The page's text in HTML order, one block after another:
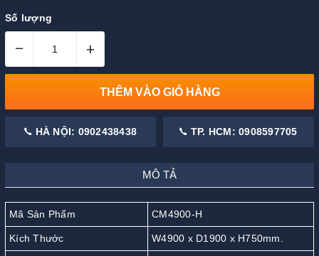
Số lượng
– +
THÊM VÀO GIỎ HÀNG
HÀ NỘI: 0902438438 TP. HCM: 0908597705
MÔ TẢ
Mã Sản Phẩm CM4900-H
Kích Thước W4900 x D1900 x H750mm.